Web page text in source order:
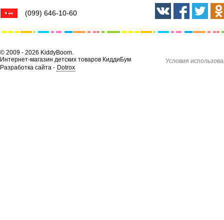
(099) 646-10-60
© 2009 - 2026 KiddyBoom.
Интернет-магазин детских товаров КиддиБум
Разработка сайта - Dotrox
Условия